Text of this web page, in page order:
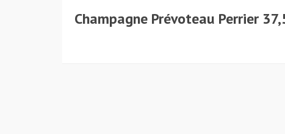
Champagne Prévoteau Perrier